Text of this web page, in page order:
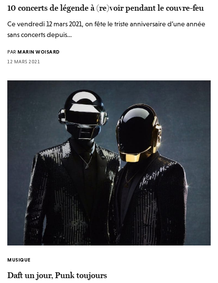
10 concerts de légende à (re)voir pendant le couvre-feu
Ce vendredi 12 mars 2021, on fête le triste anniversaire d’une année
sans concerts depuis…
PAR MARIN WOISARD
12 MARS 2021
MUSIQUE
Daft un jour, Punk toujours